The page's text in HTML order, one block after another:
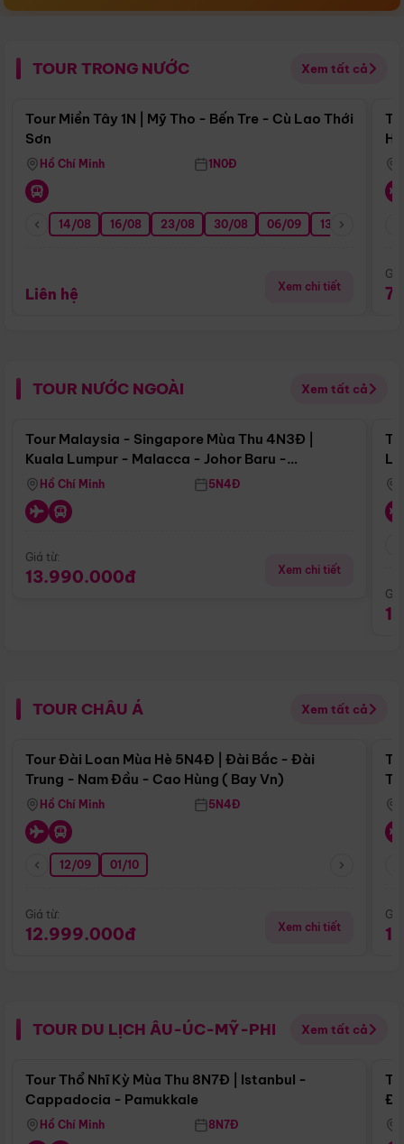
TOUR TRONG NƯỚC Xem tất cả
Điểm nổi bật
Tour Miền Tây 1N | Mỹ Tho - Bến Tre - Cù Lao Thới
Sơn
Hồ Chí Minh 1N0Đ
14/08 16/08 23/08 30/08 06/09 13/09
Liên hệ Xem chi tiết
TOUR NƯỚC NGOÀI Xem tất cả
Điểm nổi bật
Tour Malaysia - Singapore Mùa Thu 4N3Đ |
Kuala Lumpur - Malacca - Johor Baru -
Singapore
Hồ Chí Minh 5N4Đ
Giá từ:
13.990.000đ Xem chi tiết
TOUR CHÂU Á Xem tất cả
Điểm nổi bật
Tour Đài Loan Mùa Hè 5N4Đ | Đài Bắc - Đài
Trung - Nam Đầu - Cao Hùng ( Bay Vn)
Hồ Chí Minh 5N4Đ
12/09 01/10
Giá từ:
12.999.000đ Xem chi tiết
TOUR DU LỊCH ÂU-ÚC-MỸ-PHI Xem tất cả
Điểm nổi bật
Tour Thổ Nhĩ Kỳ Mùa Thu 8N7Đ | Istanbul -
Cappadocia - Pamukkale
Hồ Chí Minh 8N7Đ